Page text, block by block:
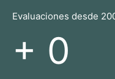
Evaluaciones desde
+ 0